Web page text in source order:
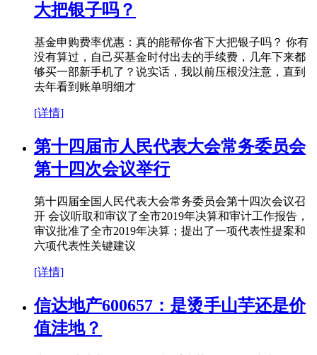
大把银子吗？
基金申购费率优惠：真的能帮你省下大把银子吗？ 你有
没有算过，自己买基金时付出去的手续费，几年下来都
够买一部新手机了？说实话，我以前压根没注意，直到
去年看到账单明细才
[详情]
第十四届市人民代表大会常务委员会
第十四次会议举行
第十四届全国人民代表大会常务委员会第十四次会议召
开 会议听取和审议了全市2019年决算和审计工作报告，
审议批准了全市2019年决算；提出了一项代表性提案和
六项代表性关键建议
[详情]
信达地产600657：是烫手山芋还是价
值洼地？